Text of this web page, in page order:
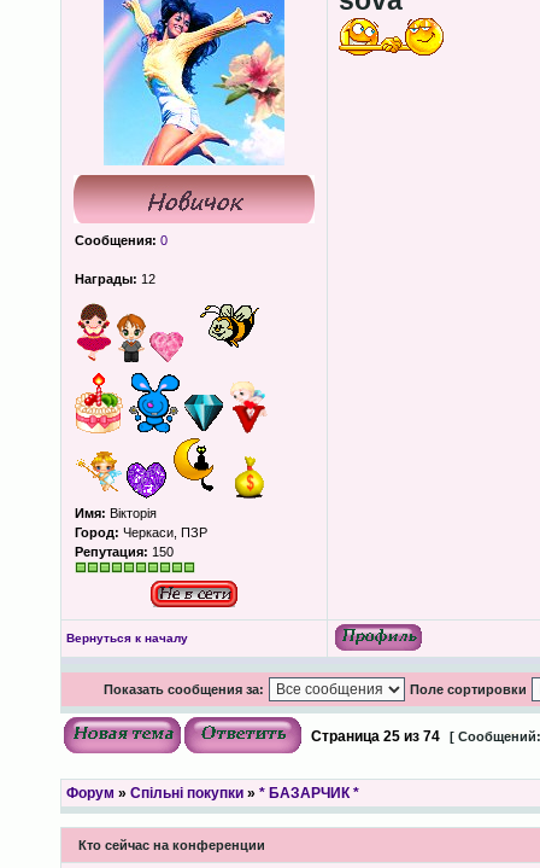
Сообщения: 0
Награды: 12
Имя: Вікторія
Город: Черкаси, ПЗР
Репутация: 150
Вернуться к началу
Показать сообщения за: Поле сортировки
Страница 25из 74 [
Форум » Спільні покупки» * БАЗАРЧИК *
Кто сейчас на конференции